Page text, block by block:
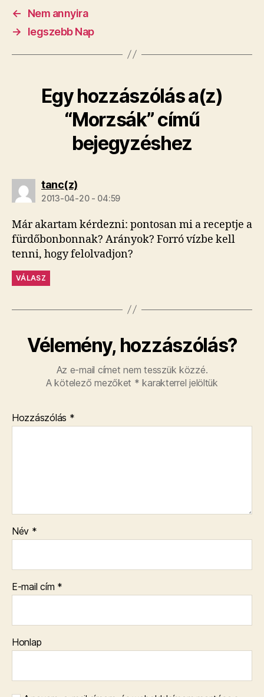
←
Nem annyira
→
legszebb Nap
Egy hozzászólás a(z)
“Morzsák” című
bejegyzéshez
tanc(z)szerint:
2013-04-20 - 04:59
Már akartam kérdezni: pontosan mi a receptje a
fürdőbonbonnak? Arányok? Forró vízbe kell
tenni, hogy felolvadjon?
VÁLASZ
Vélemény, hozzászólás?
Az e-mail címet nem tesszük közzé.
A kötelező mezőket * karakterrel jelöltük
Hozzászólás *
Név *
E-mail cím *
Honlap